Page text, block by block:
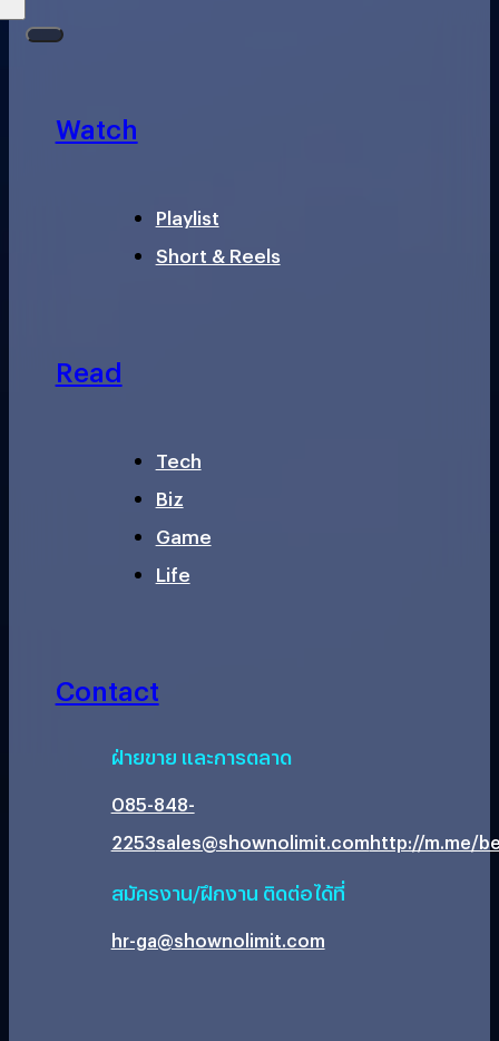
Watch
Playlist
Short & Reels
Read
Tech
Biz
Game
Life
Contact
ฝ่ายขาย และการตลาด
085-848-
2253sales@shownolimit.comhttp://m.me/
สมัครงาน/ฝึกงาน ติดต่อได้ที่
hr-ga@shownolimit.com